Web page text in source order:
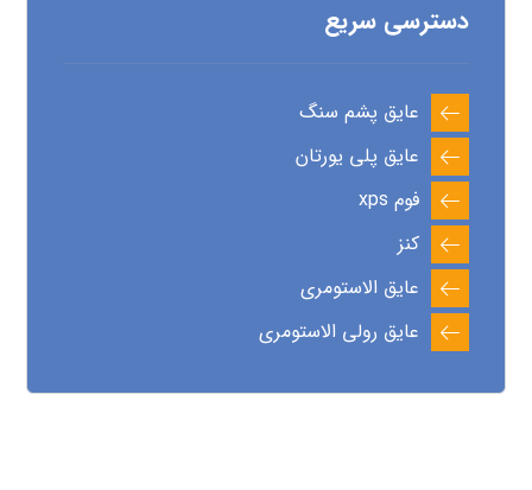
دسترسی سریع
عایق پشم سنگ
عایق پلی یورتان
فوم xps
کنز
عایق الاستومری
عایق رولی الاستومری